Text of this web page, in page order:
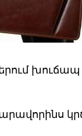
խուճապ